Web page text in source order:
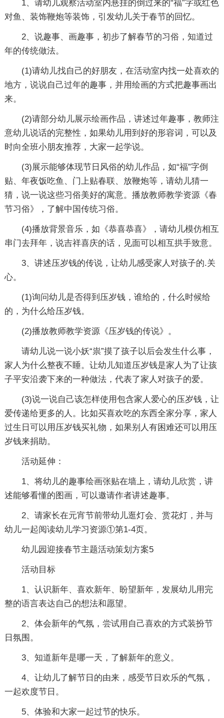
1、请幼儿观察活动室内悬挂的倒过来的“福”字或红色
对鱼、装饰鞭炮等装饰，引发幼儿关于春节的回忆。
2、说趣事、画趣事，初步了解春节的习俗，知道过
年的传统做法。
(1)请幼儿找自己的好朋友，在活动室内找一处喜欢的
地方，说说自己过年的趣事，并用绘画的方式把趣事画出
来。
(2)请部分幼儿展示绘画作品，讲述过年趣事，教师注
意幼儿说话的完整性，如果幼儿用到好的形容词，可以及
时向全班小朋友推荐，大家一起学说。
(3)展示能够体现节日风俗的幼儿作品，如“福”字倒
贴、年夜饭吃鱼、门上贴春联、放鞭炮等，请幼儿猜一
猜，说一说这些习俗美好的寓意。播放教师教学资源《春
节习俗》，了解中国传统习俗。
(4)播放背景音乐，如《恭喜恭喜》，请幼儿模仿相互
串门去拜年，说吉祥喜庆的话，见面可以相互拱手致意。
3、讲述压岁钱的传说，让幼儿感受家人对孩子的.关
心。
(1)询问幼儿是否得到压岁钱，谁给的，什么时候给
的，为什么给压岁钱。
(2)播放教师教学资源《压岁钱的传说》。
请幼儿说一说小妖“祟”摸了孩子以后会发生什么事，
家人为什么整夜不睡。让幼儿知道压岁钱是家人为了让孩
子平安沿袭下来的一种做法，代表了家人对孩子的爱。
(3)说一说自己该怎样使用包含家人爱心的压岁钱，让
爱传递给更多的人。比如买喜欢吃的东西全家分享，家人
过生日可以用压岁钱买礼物，如果别人有困难还可以用压
岁钱来捐助。
活动延伸：
1、将幼儿的趣事绘画张贴在墙上，请幼儿欣赏，讲
述能够看懂的图画，可以邀请作者讲述趣事。
2、请家长在元宵节前带幼儿逛灯会、赏花灯，并与
幼儿一起阅读幼儿学习资源①第1-4页。
幼儿园迎接春节主题活动策划方案5
活动目标
1、认识新年、喜欢新年、盼望新年，发展幼儿用完
整的语言表达自己的想法和愿望。
2、体会新年的气氛，尝试用自己喜欢的方式装扮节
日氛围。
3、知道新年是哪一天，了解新年的意义。
4、让幼儿了解节日的由来，感受节日欢乐的气氛，
一起欢度节日。
5、体验和大家一起过节的快乐。